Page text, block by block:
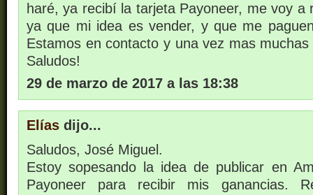
haré, ya recibí la tarjeta Payoneer, me voy a
ya que mi idea es vender, y que me
Estamos en contacto y una vez mas
Saludos!
29 de marzo de 2017 a las 18:38
Elías dijo...
Saludos, José Miguel.
Estoy sopesando la idea de publicar en
Payoneer para recibir mis ganancias.